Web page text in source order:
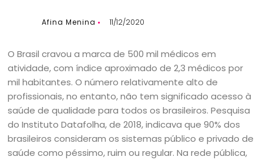
Afina Menina 11/12/2020
O Brasil cravou a marca de 500 mil médicos em
atividade, com índice aproximado de 2,3 médicos por
mil habitantes. O número relativamente alto de
profissionais, no entanto, não tem significado acesso à
saúde de qualidade para todos os brasileiros. Pesquisa
do Instituto Datafolha, de 2018, indicava que 90% dos
brasileiros consideram os sistemas público e privado de
saúde como péssimo, ruim ou regular. Na rede pública,